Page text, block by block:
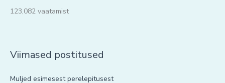
123,082 vaatamist
Viimased postitused
Muljed esimesest perelepitusest